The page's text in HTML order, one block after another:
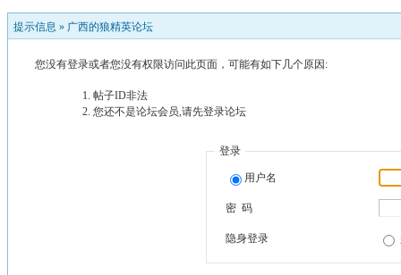
提示信息 » 广西的狼精英论坛
您没有登录或者您没有权限访问此页面，可能有如下几个原因:
帖子ID非法
您还不是论坛会员,请先登录论坛
登录
用户名
密 码
隐身登录